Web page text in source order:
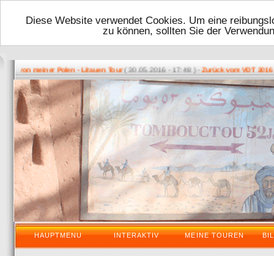
Diese Website verwendet Cookies. Um eine
zu können, sollten Sie der
von meiner Polen - Litauen Tour( 30.05.2016 - 17:48 ) -Zurück vom VDT 2016(
HAUPTMENU INTERAKTIV MEINE TOUREN